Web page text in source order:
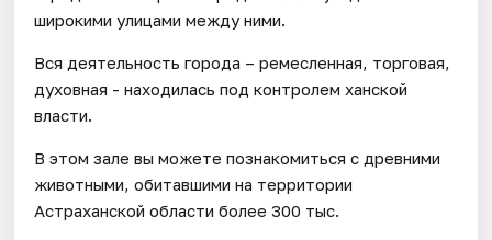
широкими улицами между ними.
Вся деятельность города – ремесленная, торговая,
духовная - находилась под контролем ханской
власти.
В этом зале вы можете познакомиться с древними
животными, обитавшими на территории
Астраханской области более 300 тыс.